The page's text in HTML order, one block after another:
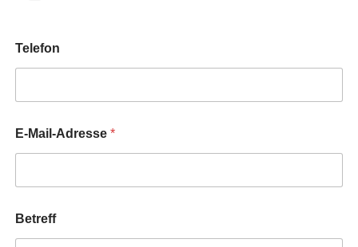
a
k
Telefon
E-Mail-Adresse *
Betreff